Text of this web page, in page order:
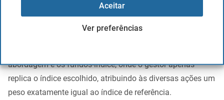
Aceitar
Ver preferências
Fundos-indice o Fundos indexados
abordagem é os fundos-índice, onde o gestor apenas
replica o índice escolhido, atribuindo às diversas ações um
peso exatamente igual ao índice de referência.